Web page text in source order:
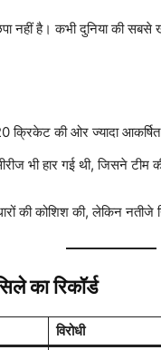
नहीं है। कभी दुनिया की सबसे
क्रिकेट की ओर ज्यादा
भी हार गई थी, जिसने टीम
की कोशिश की, लेकिन नतीजे
का रिकॉर्ड
विरोधी